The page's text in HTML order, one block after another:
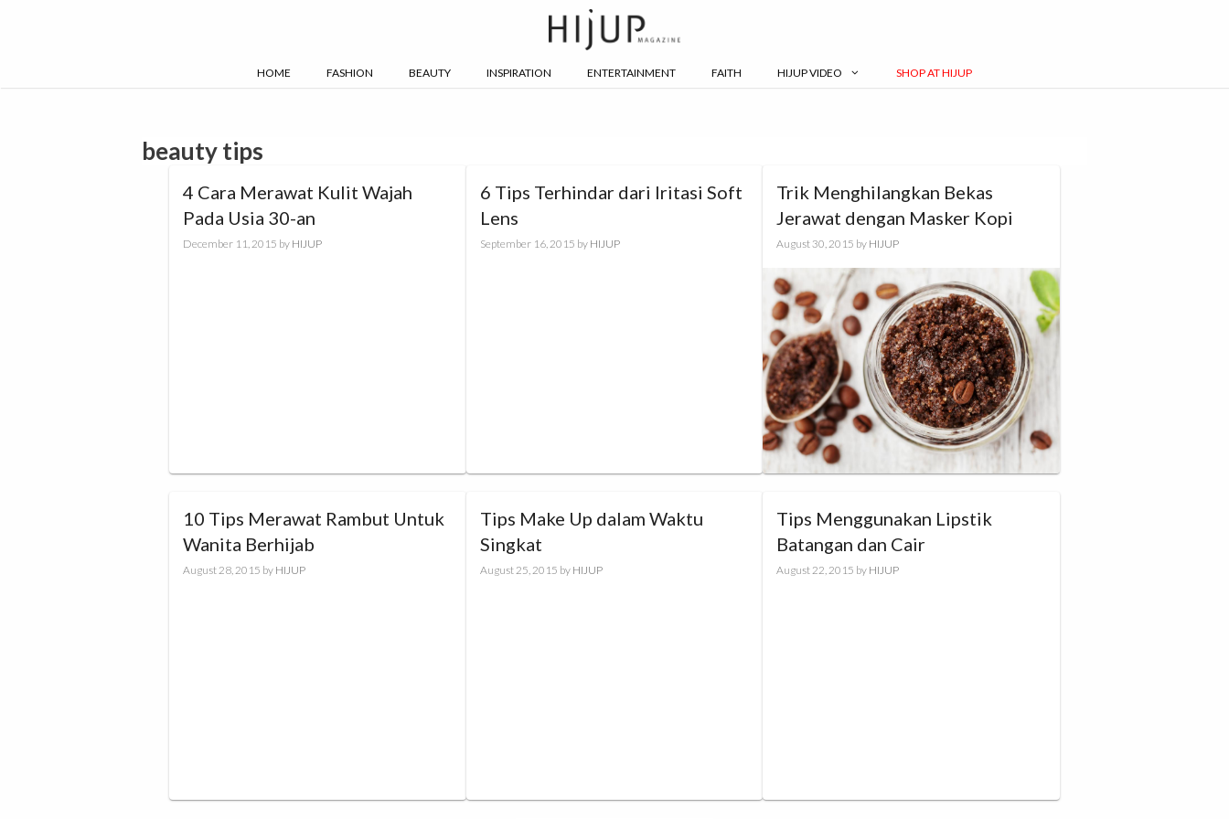
HOME FASHION BEAUTY INSPIRATION ENTERTAINMENT FAITH HIJUP VIDEO SHOP AT HIJUP
beauty tips
4 Cara Merawat Kulit Wajah
Pada Usia 30-an
December 11, 2015 by HIJUP
6 Tips Terhindar dari Iritasi Soft
Lens
September 16, 2015 by HIJUP
Trik Menghilangkan Bekas
Jerawat dengan Masker Kopi
August 30, 2015 by HIJUP
10 Tips Merawat Rambut Untuk
Wanita Berhijab
August 28, 2015 by HIJUP
Tips Make Up dalam Waktu
Singkat
August 25, 2015 by HIJUP
Tips Menggunakan Lipstik
Batangan dan Cair
August 22, 2015 by HIJUP